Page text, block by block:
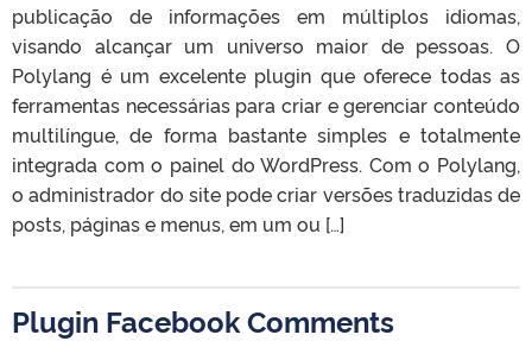
publicação de informações em múltiplos idiomas,
visando alcançar um universo maior de pessoas. O
Polylang é um excelente plugin que oferece todas as
ferramentas necessárias para criar e gerenciar conteúdo
multilíngue, de forma bastante simples e totalmente
integrada com o painel do WordPress. Com o Polylang,
o administrador do site pode criar versões traduzidas de
posts, páginas e menus, em um ou […]
Plugin Facebook Comments